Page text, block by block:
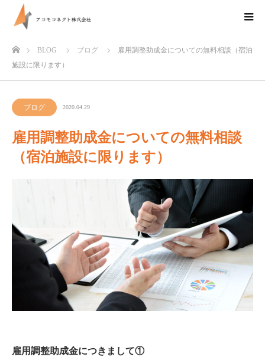
ホームBLOG ブログ
雇用調整助成金についての無料相談（宿泊
施設に限ります）
ブログ 2020.04.29
雇用調整助成金についての無料相談
（宿泊施設に限ります）
雇用調整助成金につきまして①